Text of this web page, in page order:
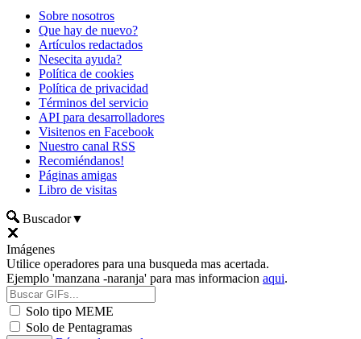
Sobre nosotros
Que hay de nuevo?
Artículos redactados
Nesecita ayuda?
Política de cookies
Política de privacidad
Términos del servicio
API para desarrolladores
Visitenos en Facebook
Nuestro canal RSS
Recomiéndanos!
Páginas amigas
Libro de visitas
Buscador▼
Imágenes
Utilice operadores para una busqueda mas acertada.
Ejemplo 'manzana -naranja' para mas informacion aqui.
Solo tipo MEME
Solo de Pentagramas